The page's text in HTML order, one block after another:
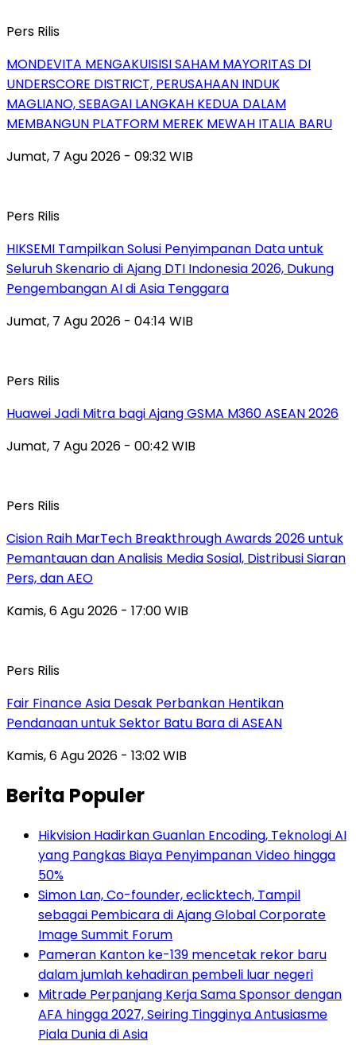
Pers Rilis
MONDEVITA MENGAKUISISI SAHAM MAYORITAS DI
UNDERSCORE DISTRICT, PERUSAHAAN INDUK
MAGLIANO, SEBAGAI LANGKAH KEDUA DALAM
MEMBANGUN PLATFORM MEREK MEWAH ITALIA BARU
Jumat, 7 Agu 2026 - 09:32 WIB
Pers Rilis
HIKSEMI Tampilkan Solusi Penyimpanan Data untuk
Seluruh Skenario di Ajang DTI Indonesia 2026, Dukung
Pengembangan AI di Asia Tenggara
Jumat, 7 Agu 2026 - 04:14 WIB
Pers Rilis
Huawei Jadi Mitra bagi Ajang GSMA M360 ASEAN 2026
Jumat, 7 Agu 2026 - 00:42 WIB
Pers Rilis
Cision Raih MarTech Breakthrough Awards 2026 untuk
Pemantauan dan Analisis Media Sosial, Distribusi Siaran
Pers, dan AEO
Kamis, 6 Agu 2026 - 17:00 WIB
Pers Rilis
Fair Finance Asia Desak Perbankan Hentikan
Pendanaan untuk Sektor Batu Bara di ASEAN
Kamis, 6 Agu 2026 - 13:02 WIB
Berita Populer
Hikvision Hadirkan Guanlan Encoding, Teknologi AI
yang Pangkas Biaya Penyimpanan Video hingga
50%
Simon Lan, Co-founder, eclicktech, Tampil
sebagai Pembicara di Ajang Global Corporate
Image Summit Forum
Pameran Kanton ke-139 mencetak rekor baru
dalam jumlah kehadiran pembeli luar negeri
Mitrade Perpanjang Kerja Sama Sponsor dengan
AFA hingga 2027, Seiring Tingginya Antusiasme
Piala Dunia di Asia